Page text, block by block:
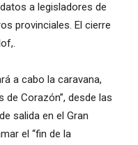
a legisladores de
provinciales. El cierre
a cabo la caravana,
de Corazón”, desde las
salida en el Gran
el “fin de la